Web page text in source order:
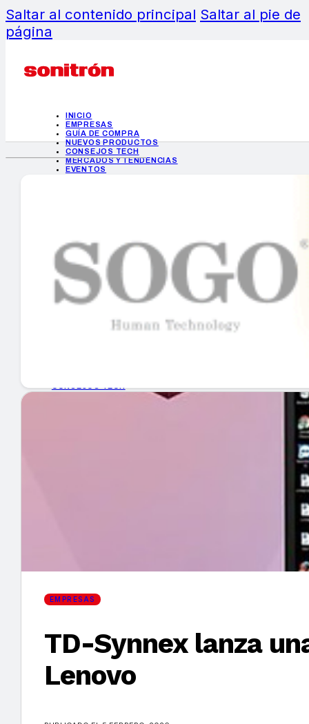
Saltar al contenido principal Saltar al pie de
página
INICIO
EMPRESAS
GUÍA DE COMPRA
NUEVOS PRODUCTOS
CONSEJOS TECH
MERCADOS Y TENDENCIAS
EVENTOS
INICIO
EMPRESAS
GUÍA DE COMPRA
Encuentra tu noticia
×
EMPRESAS
TD-Synnex lanza
Lenovo